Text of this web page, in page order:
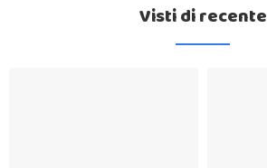
Visti di recente